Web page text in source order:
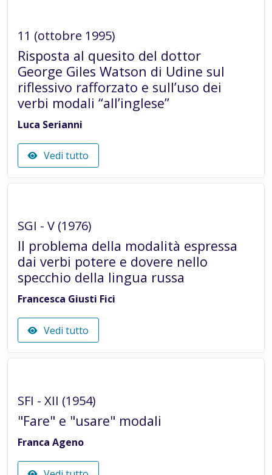
11 (ottobre 1995)
Risposta al quesito del dottor
George Giles Watson di Udine sul
riflessivo rafforzato e sull’uso dei
verbi modali “all’inglese”
Luca Serianni
Vedi tutto
SGI - V (1976)
Il problema della modalità espressa
dai verbi potere e dovere nello
specchio della lingua russa
Francesca Giusti Fici
Vedi tutto
SFI - XII (1954)
"Fare" e "usare" modali
Franca Ageno